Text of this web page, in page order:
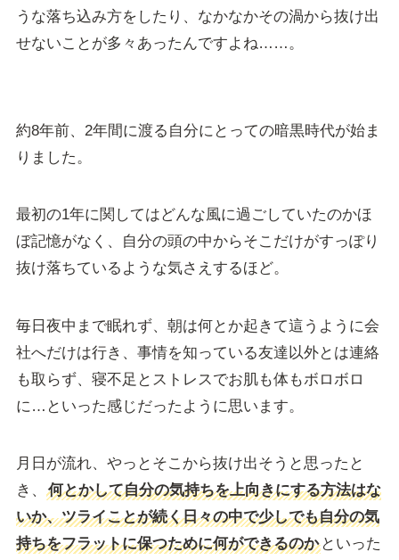
うな落ち込み方をしたり、なかなかその渦から抜け出
せないことが多々あったんですよね……。
約8年前、2年間に渡る自分にとっての暗黒時代が始ま
りました。
最初の1年に関してはどんな風に過ごしていたのかほ
ぼ記憶がなく、自分の頭の中からそこだけがすっぽり
抜け落ちているような気さえするほど。
毎日夜中まで眠れず、朝は何とか起きて這うように会
社へだけは行き、事情を知っている友達以外とは連絡
も取らず、寝不足とストレスでお肌も体もボロボロ
に…といった感じだったように思います。
月日が流れ、やっとそこから抜け出そうと思ったと
き、
何とかして自分の気持ちを上向きにする方法はな
いか、ツライことが続く日々の中で少しでも自分の気
持ちをフラットに保つために何ができるのかといった